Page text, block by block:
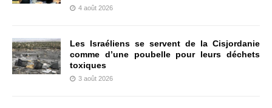
4 août 2026
Les Israéliens se servent de la Cisjordanie
comme d’une poubelle pour leurs déchets
toxiques
3 août 2026